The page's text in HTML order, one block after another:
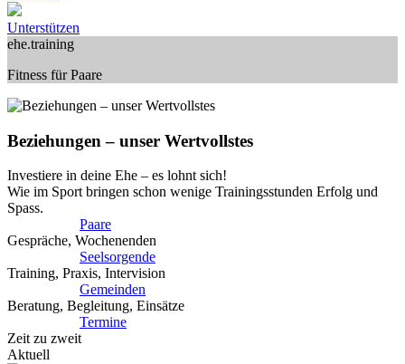
Unterstützen
ehe.training
Fitness für Paare
Beziehungen – unser Wertvollstes
Investiere in deine Ehe – es lohnt sich!
Wie im Sport bringen schon wenige Trainingsstunden Erfolg und
Spass.
Paare
Gespräche, Wochenenden
Seelsorgende
Training, Praxis, Intervision
Gemeinden
Beratung, Begleitung, Einsätze
Termine
Zeit zu zweit
Aktuell